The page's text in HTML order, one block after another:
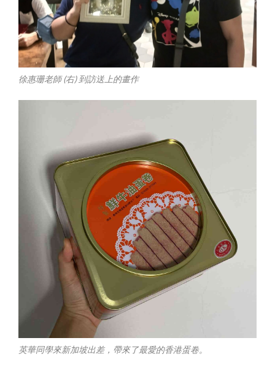
徐惠珊老師 (右) 到訪送上的畫作
英華同學來新加坡出差，帶來了最愛的香港蛋卷。